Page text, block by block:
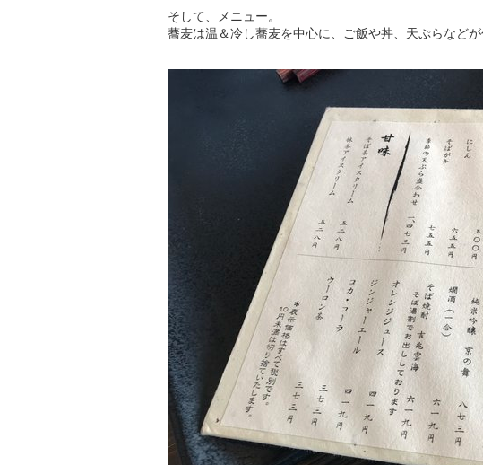
そして、メニュー。
蕎麦は温＆冷し蕎麦を中心に、ご飯や丼、天ぷらなどが